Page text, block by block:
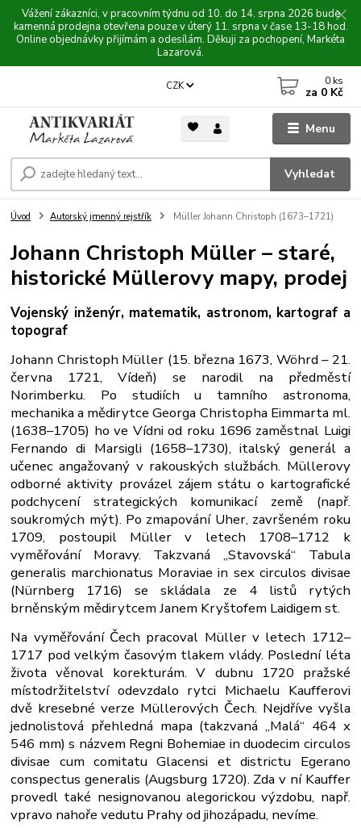
Vážení zákazníci, v pracovním týdnu od 10. do 14. srpna 2026 bude
kamenná prodejna otevřena pouze v úterý 11. srpna v čase 13-18 hod.
Online objednávky přijímám a odesílám. Děkuji za pochopení, Markéta
Lazarová.
Menu
CZK
Vyhledat
0 ks
za 0 Kč
Úvod Autorský jmenný rejstřík Müller Johann Christoph (1673–1721)
Johann Christoph Müller – staré,
historické Müllerovy mapy, prodej
Vojenský inženýr, matematik, astronom, kartograf a
topograf
Johann Christoph Müller (15. března 1673, Wöhrd – 21.
června 1721, Vídeň) se narodil na předměstí
Norimberku. Po studiích u tamního astronoma,
mechanika a mědirytce Georga Christopha Eimmarta ml.
(1638–1705) ho ve Vídni od roku 1696 zaměstnal Luigi
Fernando di Marsigli (1658–1730), italský generál a
učenec angažovaný v rakouských službách. Müllerovy
odborné aktivity provázel zájem státu o kartografické
podchycení strategických komunikací země (např.
soukromých mýt). Po zmapování Uher, završeném roku
1709, postoupil Müller v letech 1708–1712 k
vyměřování Moravy. Takzvaná „Stavovská“ Tabula
generalis marchionatus Moraviae in sex circulos divisae
(Nürnberg 1716) se skládala ze 4 listů rytých
brněnským mědirytcem Janem Kryštofem Laidigem st.
Na vyměřování Čech pracoval Müller v letech 1712–
1717 pod velkým časovým tlakem vlády. Poslední léta
života věnoval korekturám. V dubnu 1720 pražské
místodržitelství odevzdalo rytci Michaelu Kaufferovi
dvě kresebné verze Müllerových Čech. Nejdříve vyšla
jednolistová přehledná mapa (takzvaná „Malá“ 464 x
546 mm) s názvem Regni Bohemiae in duodecim circulos
divisae cum comitatu Glacensi et districtu Egerano
conspectus generalis (Augsburg 1720). Zda v ní Kauffer
provedl také nesignovanou alegorickou výzdobu, např.
vpravo nahoře vedutu Prahy od jihozápadu, nevíme.